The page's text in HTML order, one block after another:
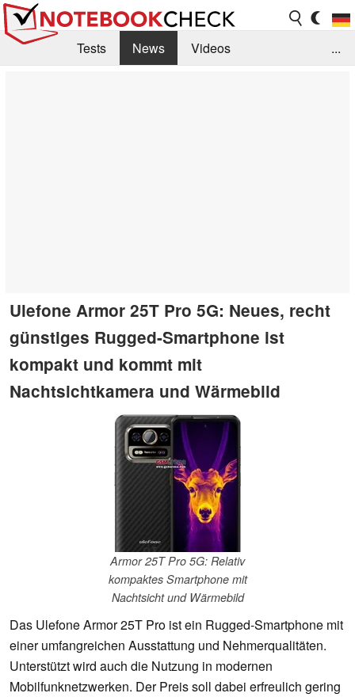
Tests News
Videos
...
Ulefone Armor 25T Pro 5G: Neues, recht
günstiges Rugged-Smartphone ist
kompakt und kommt mit
Nachtsichtkamera und Wärmebild
Armor 25T Pro 5G: Relativ
kompaktes Smartphone mit
Nachtsicht und Wärmebild
Das Ulefone Armor 25T Pro ist ein Rugged-Smartphone mit
einer umfangreichen Ausstattung und Nehmerqualitäten.
Unterstützt wird auch die Nutzung in modernen
Mobilfunknetzwerken. Der Preis soll dabei erfreulich gering